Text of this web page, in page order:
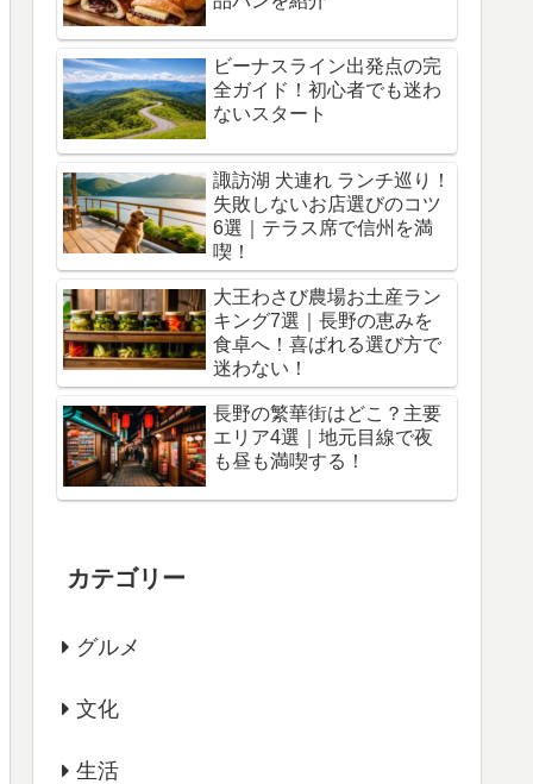
ビーナスライン出発点の完
全ガイド！初心者でも迷わ
ないスタート
諏訪湖 犬連れ ランチ巡り！
失敗しないお店選びのコツ
6選｜テラス席で信州を満
喫！
大王わさび農場お土産ラン
キング7選｜長野の恵みを
食卓へ！喜ばれる選び方で
迷わない！
長野の繁華街はどこ？主要
エリア4選｜地元目線で夜
も昼も満喫する！
カテゴリー
グルメ
文化
生活